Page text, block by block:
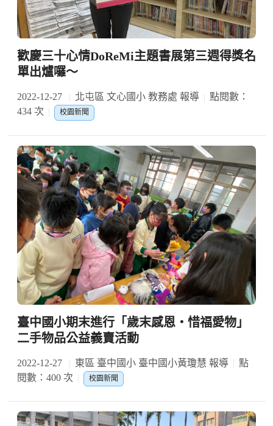
歡慶三十心情DoReMi主題書展第三週得獎名
單出爐囉～
2022-12-27 北屯區 文心國小 教務處 報導
點閱數：
434 次
校園新聞
臺中國小期末進行「歲末感恩‧惜福愛物」
二手物品公益義賣活動
2022-12-27 東區 臺中國小 臺中國小黃瓊慧 報導
點
閱數：400 次
校園新聞